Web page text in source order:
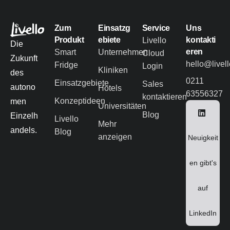
Die
Zukunft
des
autono
men
Einzelh
andels.
Zum
Produkt
Smart
Fridge
Einsatzgebiete
Konzeptideen
Livello
Blog
Einsatzg
ebiete
Unternehmen
Kliniken
Hotels
Universitäten
Mehr
anzeigen
Service
Livello
Cloud
Login
Sales
kontaktieren
Blog
Uns
kontakti
eren
0211
63556327
Neuigkeit
en gibt's
auf
LinkedIn